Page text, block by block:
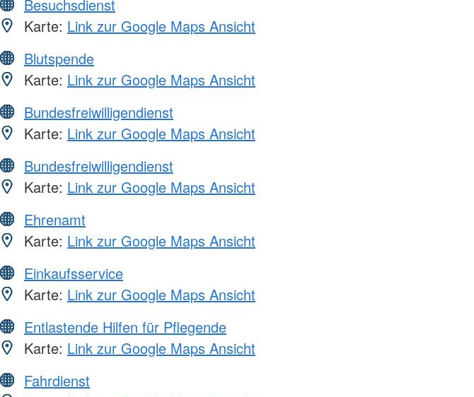
Besuchsdienst
Karte: Link zur Google Maps Ansicht
Blutspende
Karte: Link zur Google Maps Ansicht
Bundesfreiwilligendienst
Karte: Link zur Google Maps Ansicht
Bundesfreiwilligendienst
Karte: Link zur Google Maps Ansicht
Ehrenamt
Karte: Link zur Google Maps Ansicht
Einkaufsservice
Karte: Link zur Google Maps Ansicht
Entlastende Hilfen für Pflegende
Karte: Link zur Google Maps Ansicht
Fahrdienst